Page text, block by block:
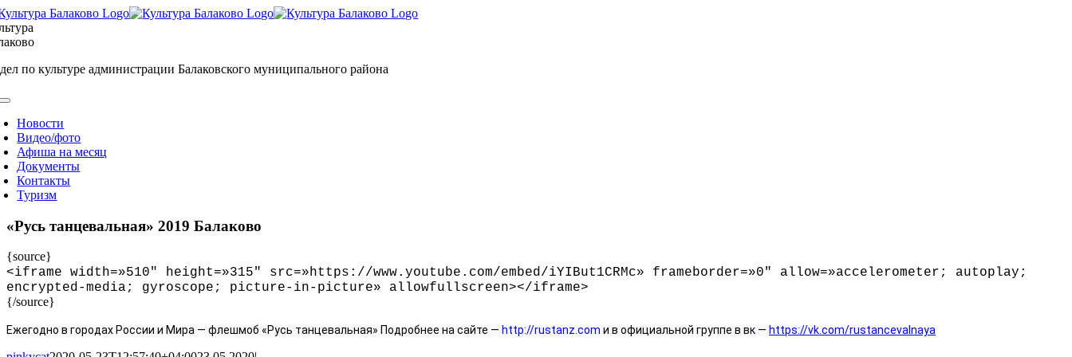
Skip
to
content
по культуре администрации Балаковского муниципального района
Новости
Видео/фото
Афиша на месяц
Документы
Контакты
Туризм
«Русь танцевальная» 2019 Балаково
{source}
<iframe width=»510″ height=»315″ src=»https://www.youtube.com/embed/iYIBut1CRMc» frameborder=»0″ allow=»accelerometer; autoplay;
encrypted-media; gyroscope; picture-in-picture» allowfullscreen></iframe>
{/source}
Ежегодно в городах России и Мира — флешмоб «Русь танцевальная» Подробнее на сайте — http://rustanz.com и в официальной группе в вк — https://vk.com/rustancevalnaya